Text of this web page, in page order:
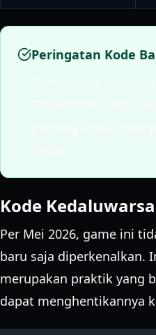
Peringatan Kode
Kode Kedaluwarsa
Per Mei 2026, game ini
baru saja diperkenalkan.
merupakan praktik yang
dapat menghentikannya